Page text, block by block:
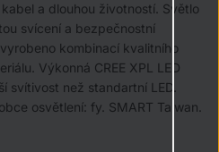
a dlouhou životností. Světlo
svícení a bezpečnostní
kombinací kvalitního
Výkonná CREE XPL LED
svítivost než standartní LED.
osvětlení: fy. SMART Taiwan.